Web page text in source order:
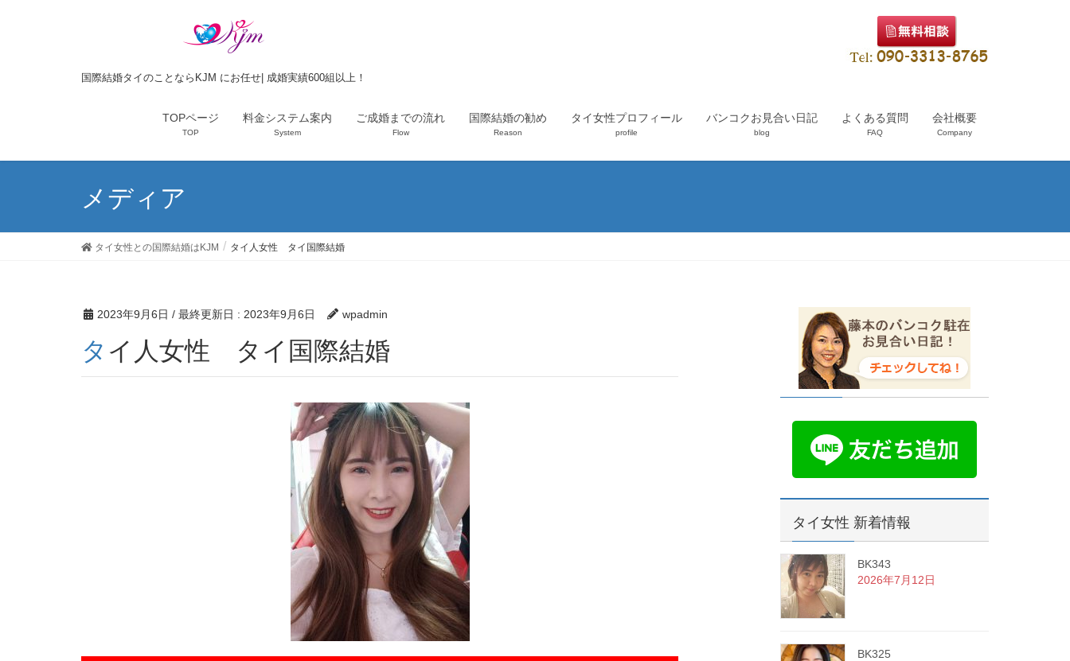
国際結婚タイのことならKJM にお任せ| 成婚実績600組以上！
TOPページ
TOP
料金システム案内
System
ご成婚までの流れ
Flow
国際結婚の勧め
Reason
タイ女性プロフィール
profile
バンコクお見合い日記
blog
よくある質問
FAQ
会社概要
Company
メディア
タイ女性との国際結婚はKJM タイ人女性 タイ国際結婚
2023年9月6日 / 最終更新日 : 2023年9月6日 wpadmin
タイ人女性 タイ国際結婚
タイ女性 新着情報
BK343
2026年7月12日
BK325